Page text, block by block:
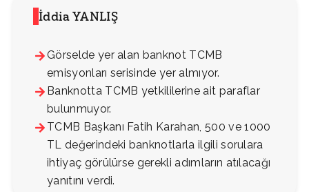
İddia YANLIŞ
Görselde yer alan banknot TCMB
emisyonları serisinde yer almıyor.
Banknotta TCMB yetkililerine ait paraflar
bulunmuyor.
TCMB Başkanı Fatih Karahan, 500 ve 1000
TL değerindeki banknotlarla ilgili sorulara
ihtiyaç görülürse gerekli adımların atılacağı
yanıtını verdi.